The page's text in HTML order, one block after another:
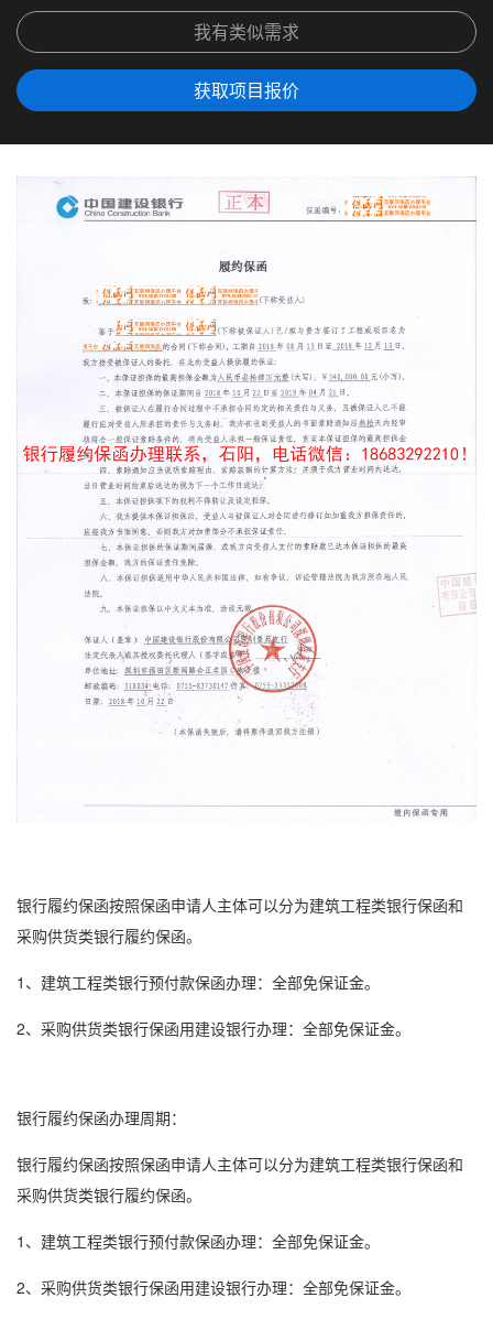
我有类似需求
获取项目报价
银行履约保函按照保函申请人主体可以分为建筑工程类银行保函和
采购供货类银行履约保函。
1、建筑工程类银行预付款保函办理：全部免保证金。
2、采购供货类银行保函用建设银行办理：全部免保证金。
银行履约保函办理周期：
银行履约保函按照保函申请人主体可以分为建筑工程类银行保函和
采购供货类银行履约保函。
1、建筑工程类银行预付款保函办理：全部免保证金。
2、采购供货类银行保函用建设银行办理：全部免保证金。